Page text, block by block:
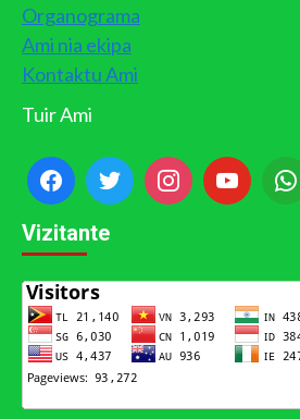
Organograma
Ami nia ekipa
Kontaktu Ami
Tuir Ami
Vizitante